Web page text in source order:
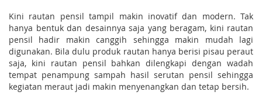
Kini rautan pensil tampil makin inovatif dan modern. Tak
hanya bentuk dan desainnya saja yang beragam, kini rautan
pensil hadir makin canggih sehingga makin mudah lagi
digunakan. Bila dulu produk rautan hanya berisi pisau peraut
saja, kini rautan pensil bahkan dilengkapi dengan wadah
tempat penampung sampah hasil serutan pensil sehingga
kegiatan meraut jadi makin menyenangkan dan tetap bersih.